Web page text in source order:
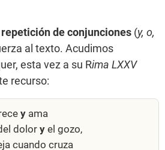
repetición de conjunciones (y, o,
al texto. Acudimos
esta vez a su Rima LXXV
recurso:
y ama
dolor y el gozo,
cuando cruza